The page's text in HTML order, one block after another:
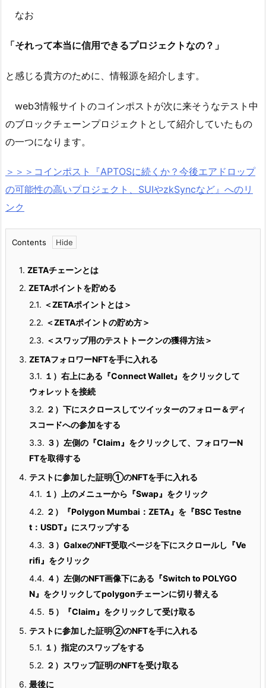
なお
「それって本当に信用できるプロジェクトなの？」
と感じる貴方のために、情報源を紹介します。
web3情報サイトのコインポストが次に来そうなテスト中
のブロックチェーンプロジェクトとして紹介していたもの
の一つになります。
＞＞＞コインポスト『APTOSに続くか？今後エアドロップ
の可能性の高いプロジェクト、SUIやzkSyncなど』へのリ
ンク
Contents
1. ZETAチェーンとは
2. ZETAポイントを貯める
2.1. ＜ZETAポイントとは＞
2.2. ＜ZETAポイントの貯め方＞
2.3. ＜スワップ用のテストトークンの獲得方法＞
3. ZETAフォロワーNFTを手に入れる
3.1. １）右上にある『Connect Wallet』をクリックして
ウォレットを接続
3.2. ２）下にスクロースしてツイッターのフォロー＆ディ
スコードへの参加をする
3.3. ３）左側の『Claim』をクリックして、フォロワーN
FTを取得する
4. テストに参加した証明①のNFTを手に入れる
4.1. １ ）上のメニューから『Swap』をクリック
4.2. ２）『Polygon Mumbai：ZETA』を『BSC Testne
t：USDT』にスワップする
4.3. ３）GalxeのNFT受取ページを下にスクロールし『Ve
rifi』をクリック
4.4. ４）左側のNFT画像下にある『Switch to POLYGO
N』をクリックしてpolygonチェーンに切り替える
4.5. ５）『Claim』をクリックして受け取る
5. テストに参加した証明②のNFTを手に入れる
5.1. １）指定のスワップをする
5.2. ２）スワップ証明のNFTを受け取る
6. 最後に